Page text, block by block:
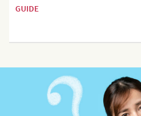
GUIDE